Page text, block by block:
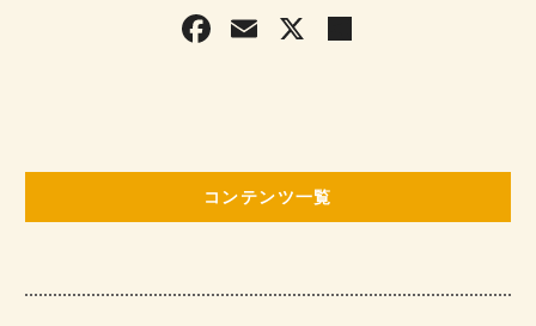
F
b
o
k
E X
コンテンツ一覧